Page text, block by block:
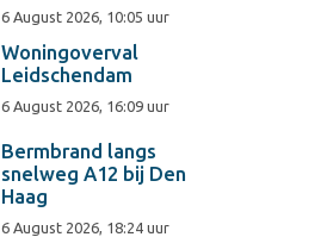
6 August 2026, 10:05 uur
Woningoverval
Leidschendam
6 August 2026, 16:09 uur
Bermbrand langs
snelweg A12 bij Den
Haag
6 August 2026, 18:24 uur